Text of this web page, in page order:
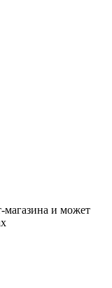
магазина и может